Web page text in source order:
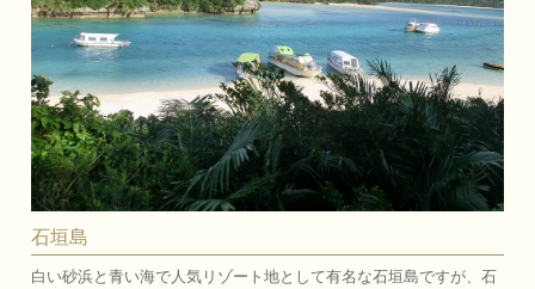
石垣島
白い砂浜と青い海で人気リゾート地として有名な石垣島ですが、石